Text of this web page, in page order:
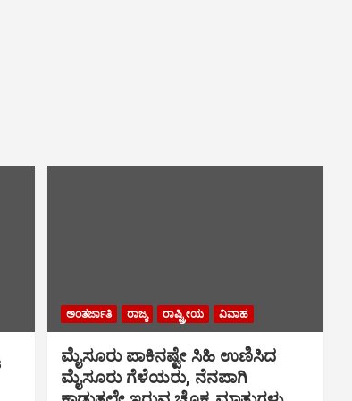
ಅಂತರ್ಜಾತಿ ರಾಜ್ಯ ರಾಷ್ಟ್ರೀಯ ವಿವಾಹ
ಮೈಸೂರು ಪಾಕಿನಷ್ಟೇ ಸಿಹಿ ಉಣಿಸಿದ
ಮೈಸೂರು ಗೆಳೆಯರು, ನೆನಪಾಗಿ